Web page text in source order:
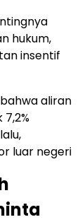
hukum,
insentif
aliran
luar negeri